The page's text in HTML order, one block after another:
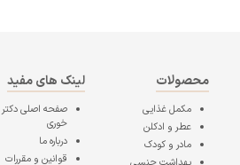
محصولات
مکمل غذایی
عطر و ادکلن
مادر و کودک
لینک های مفید
صفحه اصلیدکتر
خوری
درباره ما
قوانین و مقررات